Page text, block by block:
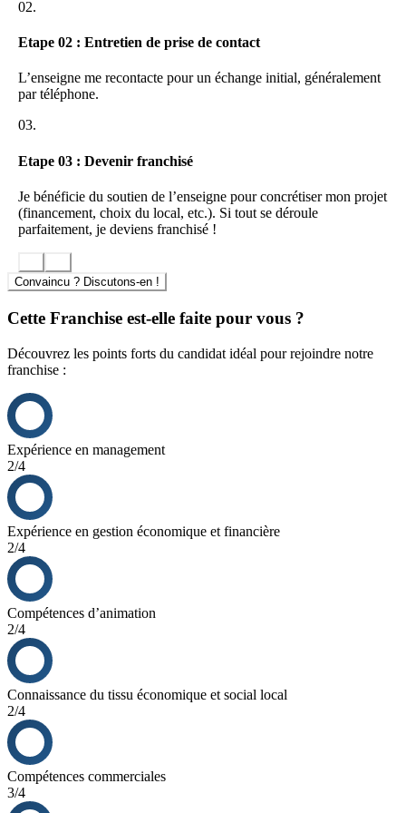
auto-écoles locales.
Retour sur investissement : entre 1 an et 2 ans selon le modèle
Nous contacter pour des exemples de rentabilité selon le
modèle qui vous intéresse.
02.
Etape 02 : Entretien de prise de contact
L’enseigne me recontacte pour un échange initial, généralement
par téléphone.
03.
Etape 03 : Devenir franchisé
Je bénéficie du soutien de l’enseigne pour concrétiser mon projet
(financement, choix du local, etc.). Si tout se déroule
parfaitement, je deviens franchisé !
Convaincu ? Discutons-en !
Cette Franchise est-elle faite pour vous ?
Découvrez les points forts du candidat idéal pour rejoindre notre
franchise :
Expérience en management
2/4
Expérience en gestion économique et financière
2/4
Compétences d’animation
2/4
Connaissance du tissu économique et social local
2/4
Compétences commerciales
3/4